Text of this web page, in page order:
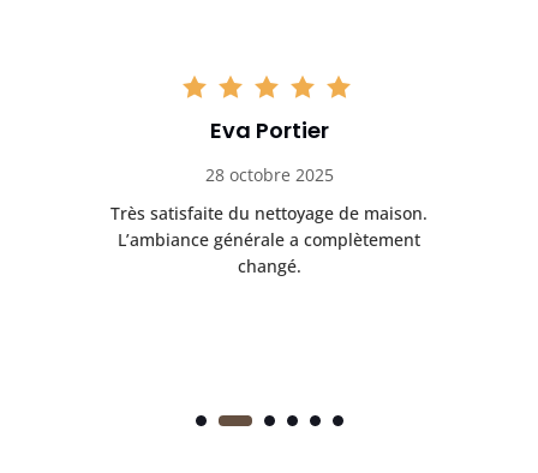
Eva Portier
28 octobre 2025
Très satisfaite du nettoyage de maison.
L’ambiance générale a complètement
changé.